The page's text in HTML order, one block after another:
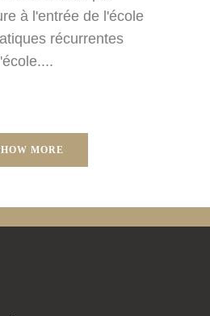
à l'entrée de l'école
récurrentes
MORE